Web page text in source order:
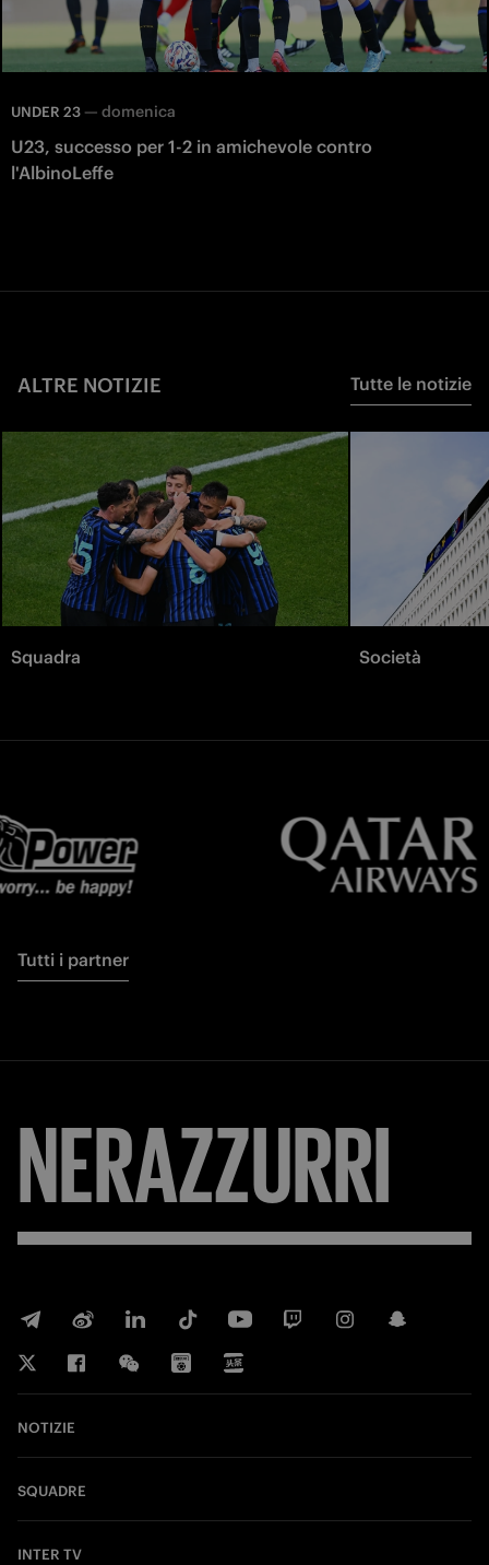
UNDER 23 — domenica
U23, successo per 1-2 in amichevole contro
l'AlbinoLeffe
ALTRE NOTIZIE Tutte le notizie
Squadra Società
Tutti i partner
NERAZZURRI
NOTIZIE
SQUADRE
INTER TV